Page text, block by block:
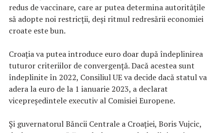
redus de vaccinare, care ar putea determina autorităţile
să adopte noi restricţii, deşi ritmul redresării economiei
croate este bun.
Croaţia va putea introduce euro doar după îndeplinirea
tuturor criteriilor de convergenţă. Dacă acestea sunt
îndeplinite în 2022, Consiliul UE va decide dacă statul va
adera la euro de la 1 ianuarie 2023, a declarat
vicepreşedintele executiv al Comisiei Europene.
Şi guvernatorul Băncii Centrale a Croaţiei, Boris Vujcic,